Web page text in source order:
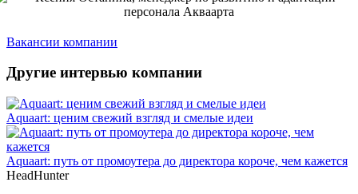
Вакансии компании
Другие интервью компании
Aquaart: ценим свежий взгляд и смелые идеи
Aquaart: путь от промоутера до директора короче, чем кажется
HeadHunter